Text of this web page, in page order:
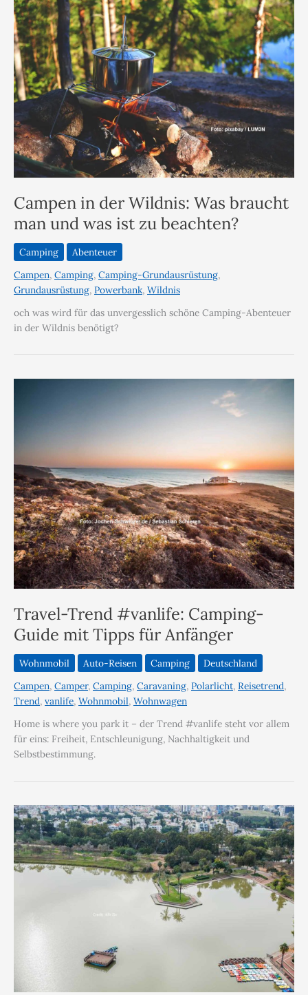
Campen in der Wildnis: Was braucht
man und was ist zu beachten?
Camping
Abenteuer
Campen, Camping, Camping-Grundausrüstung,
Grundausrüstung, Powerbank, Wildnis
och was wird für das unvergesslich schöne Camping-Abenteuer
in der Wildnis benötigt?
Travel-Trend #vanlife: Camping-
Guide mit Tipps für Anfänger
Wohnmobil Auto-Reisen Camping
Deutschland
Campen, Camper, Camping, Caravaning, Polarlicht, Reisetrend,
Trend, vanlife, Wohnmobil, Wohnwagen
Home is where you park it – der Trend #vanlife steht vor allem
für eins: Freiheit, Entschleunigung, Nachhaltigkeit und
Selbstbestimmung.